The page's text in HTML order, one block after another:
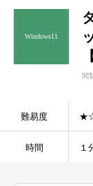
Windows11
閲
難易度
時間 １